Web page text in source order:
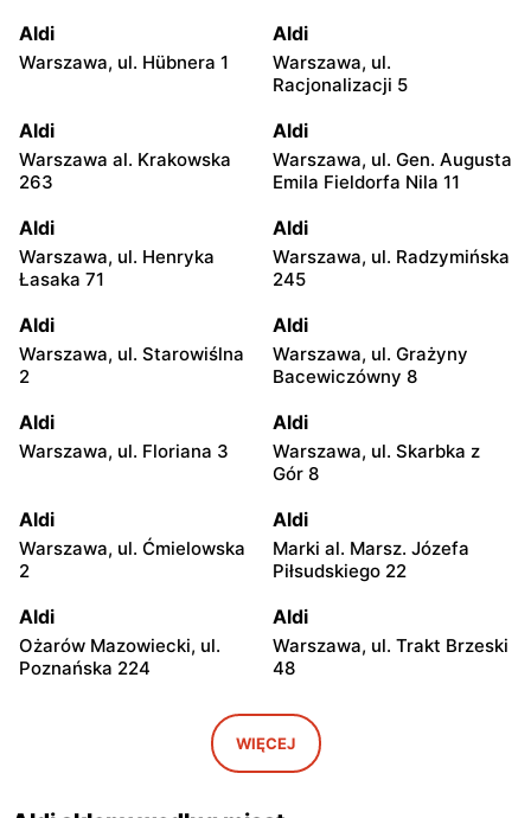
Aldi
Warszawa, ul. Hübnera 1
Aldi
Warszawa, ul.
Racjonalizacji 5
Aldi
Warszawa al. Krakowska
263
Aldi
Warszawa, ul. Gen. Augusta
Emila Fieldorfa Nila 11
Aldi
Warszawa, ul. Henryka
Łasaka 71
Aldi
Warszawa, ul. Radzymińska
245
Aldi
Warszawa, ul. Starowiślna
2
Aldi
Warszawa, ul. Grażyny
Bacewiczówny 8
Aldi
Warszawa, ul. Floriana 3
Aldi
Warszawa, ul. Skarbka z
Gór 8
Aldi
Warszawa, ul. Ćmielowska
2
Aldi
Marki al. Marsz. Józefa
Piłsudskiego 22
Aldi
Ożarów Mazowiecki, ul.
Poznańska 224
Aldi
Warszawa, ul. Trakt Brzeski
48
Stara Iwiczna, ul. Nowa 4B
Aldi
Kobyłka, ul. Przyjacielska 1
WIĘCEJ